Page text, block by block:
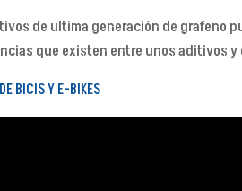
de ultima generación de grafeno
que existen entre unos aditivos y
BICIS Y E-BIKES